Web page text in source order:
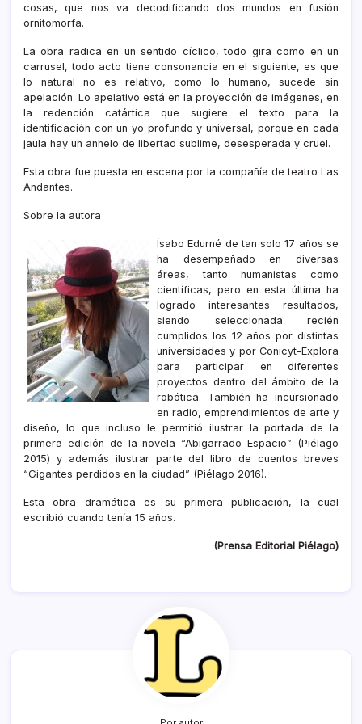
cosas, que nos va decodificando dos mundos en fusión
ornitomorfa.
La obra radica en un sentido cíclico, todo gira como en un
carrusel, todo acto tiene consonancia en el siguiente, es que
lo natural no es relativo, como lo humano, sucede sin
apelación. Lo apelativo está en la proyección de imágenes, en
la redención catártica que sugiere el texto para la
identificación con un yo profundo y universal, porque en cada
jaula hay un anhelo de libertad sublime, desesperada y cruel.
Esta obra fue puesta en escena por la compañía de teatro Las
Andantes.
Sobre la autora
Ísabo Edurné de tan solo 17 años se
ha desempeñado en diversas
áreas, tanto humanistas como
científicas, pero en esta última ha
logrado interesantes resultados,
siendo seleccionada recién
cumplidos los 12 años por distintas
universidades y por Conicyt-Explora
para participar en diferentes
proyectos dentro del ámbito de la
robótica. También ha incursionado
en radio, emprendimientos de arte y
diseño, lo que incluso le permitió ilustrar la portada de la
primera edición de la novela “Abigarrado Espacio” (Piélago
2015) y además ilustrar parte del libro de cuentos breves
“Gigantes perdidos en la ciudad” (Piélago 2016).
Esta obra dramática es su primera publicación, la cual
escribió cuando tenía 15 años.
(Prensa Editorial Piélago)